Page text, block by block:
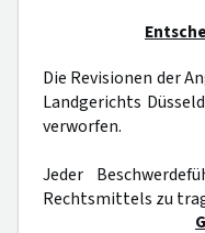
Die Revisionen der
Landgerichts
verworfen.
Jeder
Rechtsmittels zu